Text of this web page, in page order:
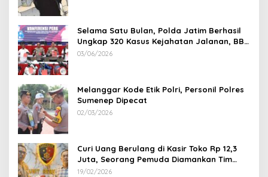
Selama Satu Bulan, Polda Jatim Berhasil
Ungkap 320 Kasus Kejahatan Jalanan, BB
100 Sepeda Motor dan 12 Mobil Diamankan
03/06/2026
Melanggar Kode Etik Polri, Personil Polres
Sumenep Dipecat
02/03/2026
Curi Uang Berulang di Kasir Toko Rp 12,3
Juta, Seorang Pemuda Diamankan Tim
Reskrim Polsek Lenteng Sumenep
19/02/2026